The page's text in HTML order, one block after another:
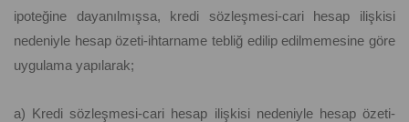
ipoteğine dayanılmışsa, kredi sözleşmesi-cari hesap ilişkisi
nedeniyle hesap özeti-ihtarname tebliğ edilip edilmemesine göre
uygulama yapılarak;
a) Kredi sözleşmesi-cari hesap ilişkisi nedeniyle hesap özeti-